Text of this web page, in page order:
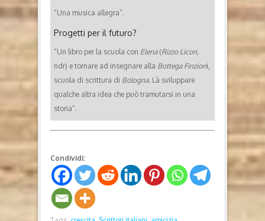
“Una musica allegra”.
Progetti per il futuro?
“Un libro per la scuola con Elena(Rizzo Licori,
ndr) e tornare ad insegnare alla Bottega Finzioni,
scuola di scrittura di Bologna. Là sviluppare
qualche altra idea che può tramutarsi in una
storia”.
Condividi: